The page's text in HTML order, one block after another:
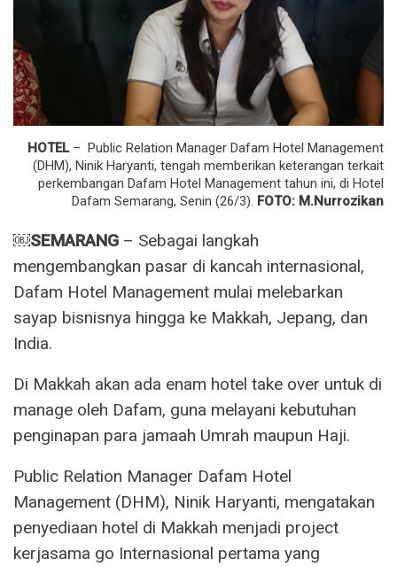
HOTEL– Public Relation Manager Dafam Hotel Management
(DHM), Ninik Haryanti, tengah memberikan keterangan terkait
perkembangan Dafam Hotel Management tahun ini, di Hotel
Dafam Semarang, Senin (26/3). FOTO: M.Nurrozikan
￼SEMARANG – Sebagai langkah
mengembangkan pasar di kancah internasional,
Dafam Hotel Management mulai melebarkan
sayap bisnisnya hingga ke Makkah, Jepang, dan
India.
Di Makkah akan ada enam hotel take over untuk di
manage oleh Dafam, guna melayani kebutuhan
penginapan para jamaah Umrah maupun Haji.
Public Relation Manager Dafam Hotel
Management (DHM), Ninik Haryanti, mengatakan
penyediaan hotel di Makkah menjadi project
kerjasama go Internasional pertama yang